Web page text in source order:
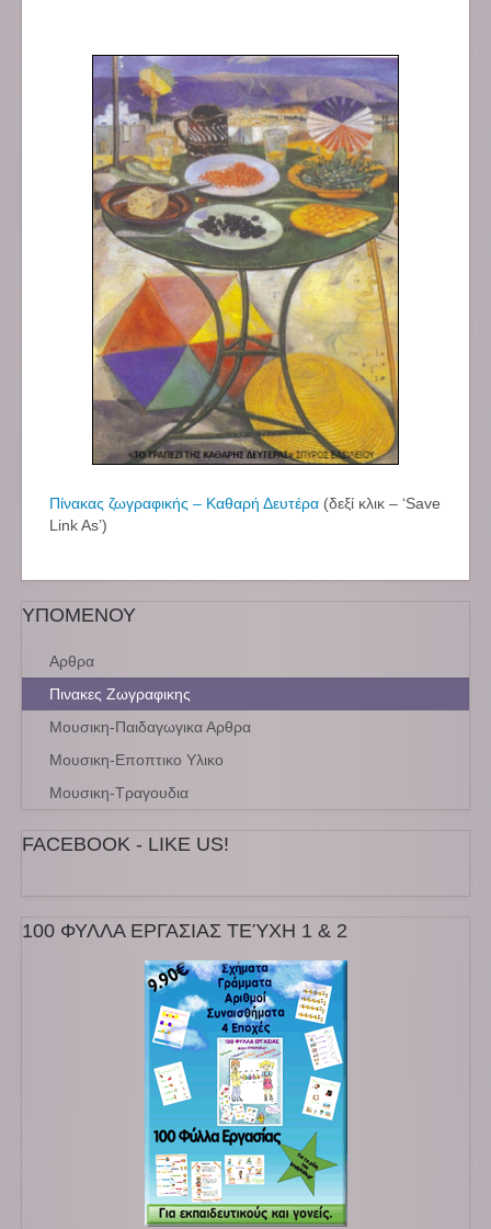
Πίνακας ζωγραφικής – Καθαρή Δευτέρα (δεξί κλικ – ‘Save
Link As’)
ΥΠΟΜΕΝΟΥ
Αρθρα
Πινακες Ζωγραφικης
Μουσικη-Παιδαγωγικα Αρθρα
Μουσικη-Εποπτικο Υλικο
Μουσικη-Τραγουδια
FACEBOOK - LIKE US!
100 ΦΥΛΛΑ ΕΡΓΑΣΙΑΣ ΤΕΎΧΗ 1 & 2